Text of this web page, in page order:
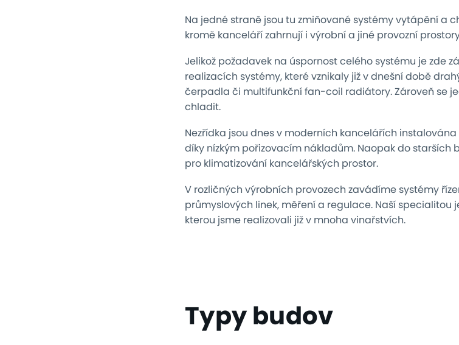
Na jedné straně jsou tu zmiňované systémy vytápění a
kromě kanceláří zahrnují i výrobní a jiné provozní
Jelikož požadavek na úspornost celého systému je zde
realizacích systémy, které vznikaly již v dnešní době
čerpadla či multifunkční fan-coil radiátory. Zároveň se
chladit.
Nezřídka jsou dnes v moderních kancelářích
díky nízkým pořizovacím nákladům. Naopak do
pro klimatizování kancelářských prostor.
V rozličných výrobních provozech zavádíme systémy
průmyslových linek, měření a regulace. Naší specialitou
kterou jsme realizovali již v mnoha vinařstvích.
Typy budov